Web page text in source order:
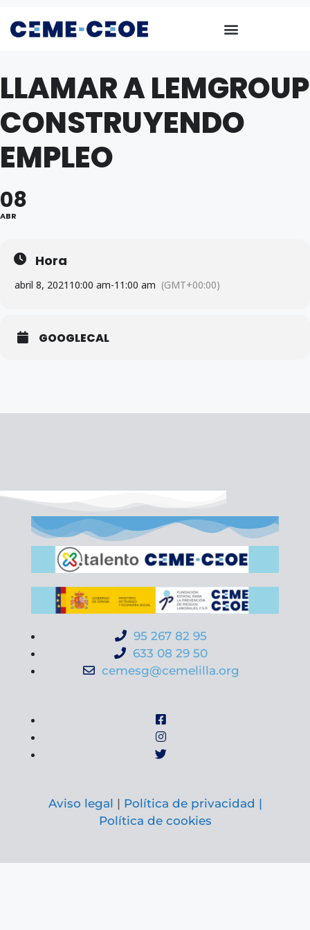
LLAMAR A LEMGROUP
CONSTRUYENDO
EMPLEO
08
ABR
Hora
abril 8, 2021 10:00 am-11:00 am (GMT+00:00)
GOOGLECAL
95 267 82 95
633 08 29 50
cemesg@cemelilla.org
Aviso legal | Política de privacidad |
Política de cookies